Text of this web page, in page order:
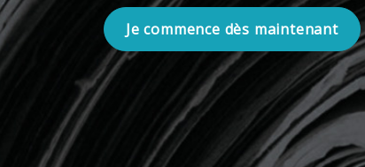
Je commence dès maintenant